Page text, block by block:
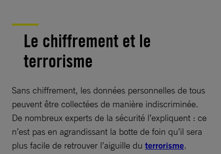
Le chiffrement et le
terrorisme
Sans chiffrement, les données personnelles de tous
peuvent être collectées de manière indiscriminée.
De nombreux experts de la sécurité l’expliquent : ce
n’est pas en agrandissant la botte de foin qu’il sera
plus facile de retrouver l’aiguille du terrorisme.